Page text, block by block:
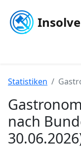
Statistiken
nach